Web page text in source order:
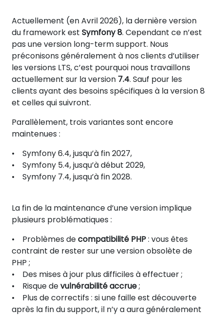
Actuellement (en Avril 2026), la dernière version
du framework est Symfony 8. Cependant ce n’est
pas une version long-term support. Nous
préconisons généralement à nos clients d’utiliser
les versions LTS, c’est pourquoi nous travaillons
actuellement sur la version 7.4. Sauf pour les
clients ayant des besoins spécifiques à la version 8
et celles qui suivront.
Parallèlement, trois variantes sont encore
maintenues :
• Symfony 6.4, jusqu’à fin 2027,
• Symfony 5.4, jusqu’à début 2029,
• Symfony 7.4, jusqu’à fin 2028.
La fin de la maintenance d’une version implique
plusieurs problématiques :
• Problèmes decompatibilité PHP: vous êtes
contraint de rester sur une version obsolète de
PHP ;
• Des mises à jour plus difficiles à effectuer ;
• Risque devulnérabilité accrue;
• Plus de correctifs : si une faille est découverte
après la fin du support, il n’y a aura généralement